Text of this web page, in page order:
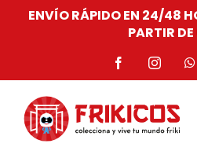
SaltarENVÍO RÁPIDO EN 24/48
PARTIR
Facebook